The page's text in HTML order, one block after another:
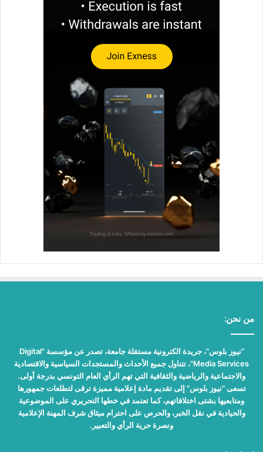
من نحن:
"نيوز بلوس"، جريدة الكترونية مستقلة جامعة، تصدر عن مؤسسة "Digital
Media Services"، تتناول جميع الأحداث والمستجدات السياسية والاقتصادية
والاجتماعية والرياضية والثقافية التي تهم الرأي العام التونسي بدرجة أولى.
تسعى "نيوز بلوس" إلى تقديم مادة إعلامية مميزة ترقى لتطلعات جمهورها
ومتابعيها بشتى اختلافاتهم، كما تعتمد في خطها التحريري على الموضوعية
والحيادية في نقل الخبر، والحرص على احترام ميثاق شرف المهنة الإعلامية
ونصرة حرية الرأي والتعبير.